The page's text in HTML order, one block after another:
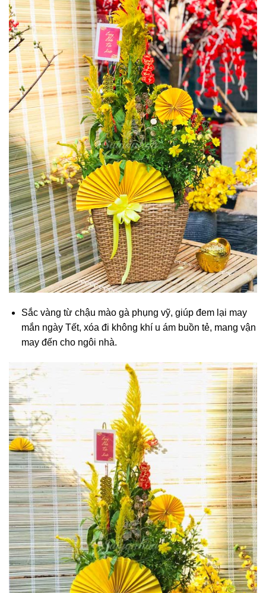
Sắc vàng từ chậu mào gà phụng vỹ, giúp đem lại may
mắn ngày Tết, xóa đi không khí u ám buồn tẻ, mang vận
may đến cho ngôi nhà.